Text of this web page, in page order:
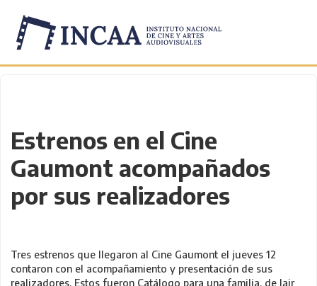
Estrenos en el Cine
Gaumont acompañados
por sus realizadores
Tres estrenos que llegaron al Cine Gaumont el jueves 12
contaron con el acompañamiento y presentación de sus
realizadores. Estos fueron Catálogo para una familia, de Iair